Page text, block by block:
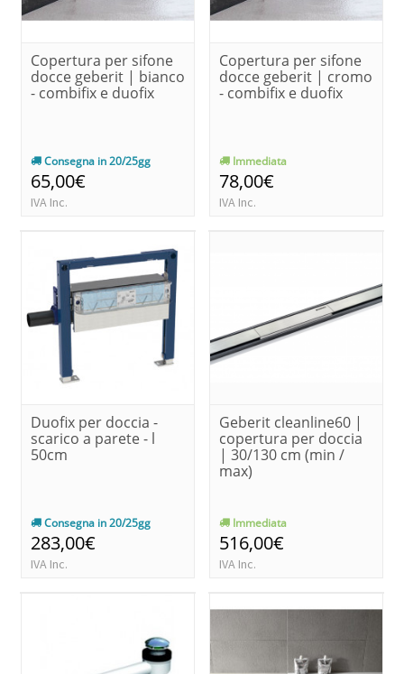
Copertura per sifone
docce geberit | bianco
- combifix e duofix
Consegna in 20/25gg
65,00€
IVA Inc.
Copertura per sifone
docce geberit | cromo
- combifix e duofix
Immediata
78,00€
IVA Inc.
Duofix per doccia -
scarico a parete - l
50cm
Consegna in 20/25gg
283,00€
IVA Inc.
Geberit cleanline60 |
copertura per doccia
| 30/130 cm (min /
max)
Immediata
516,00€
IVA Inc.